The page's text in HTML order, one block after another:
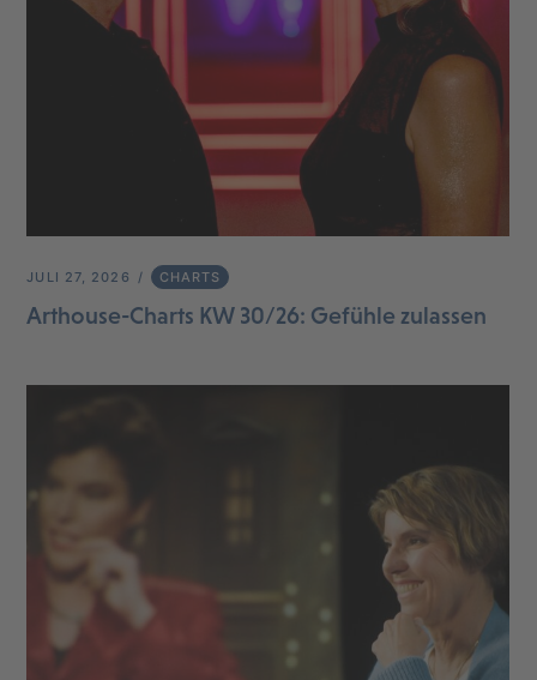
JULI 27, 2026 CHARTS
Arthouse-Charts KW 30/26: Gefühle zulassen